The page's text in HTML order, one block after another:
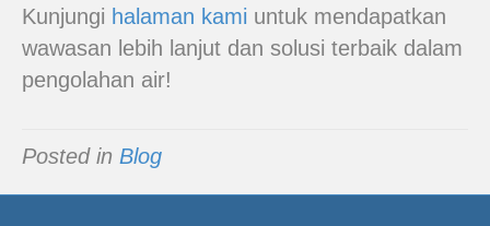
Kunjungi halaman kami untuk mendapatkan
wawasan lebih lanjut dan solusi terbaik dalam
pengolahan air!
Posted in Blog